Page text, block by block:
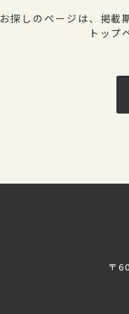
お探しのページは、掲載
トップ
〒